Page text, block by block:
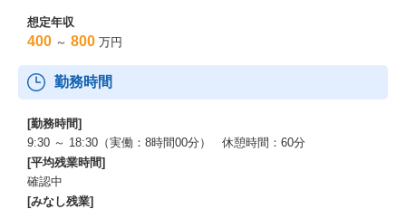
想定年収
400 ～ 800 万円
勤務時間
[勤務時間]
9:30 ～ 18:30（実働：8時間00分） 休憩時間：60分
[平均残業時間]
確認中
[みなし残業]